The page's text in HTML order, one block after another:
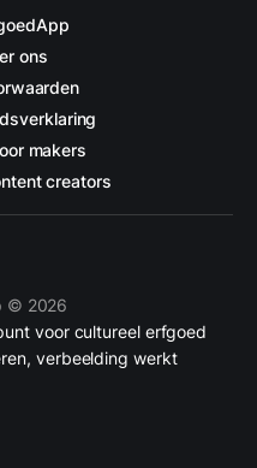
ons
makers
creators
© 2026
voor cultureel erfgoed
verbeelding werkt